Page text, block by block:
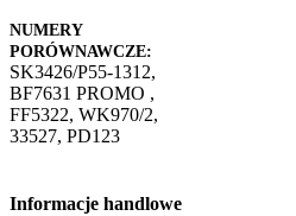
NUMERY
PORÓWNAWCZE:
SK3426/P55-1312,
BF7631 PROMO ,
FF5322, WK970/2,
33527, PD123
Informacje handlowe